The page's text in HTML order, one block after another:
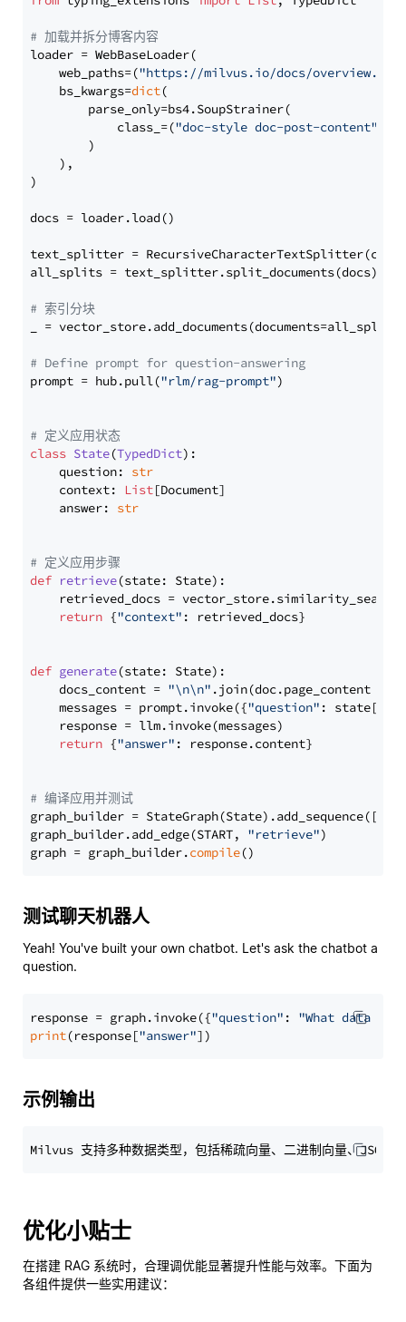
# 加载并拆分博客内容
loader = WebBaseLoader(
    web_paths=(
"https://milvus.io/docs/overview.md"
    bs_kwargs=
dict(
        parse_only=bs4.SoupStrainer(
            class_=(
"doc-style doc-post-content"
        )
    ),
)
docs = loader.load()
text_splitter =
all_splits = text_splitter.split_documents(docs)
# 索引分块
_ = vector_store.add_documents(documents=all_splits)
# Define prompt for question-answering
prompt = hub.pull("rlm/rag-prompt")
# 定义应用状态
class State(TypedDict):
    question:
str
    context:
List[Document]
    answer:
str
# 定义应用步骤
def retrieve(state: State):
retrieved_docs =
return {"context" : retrieved_docs}
def generate(state: State):
    docs_content =
"\n\n" .join(doc.page_content
    messages = prompt.invoke({
"question" : state[
    response = llm.invoke(messages)
return {"answer" : response.content}
# 编译应用并测试
graph_builder =
graph_builder.add_edge(START, "retrieve")
graph = graph_builder.compile
测试聊天机器人
Yeah! You've built your own chatbot. Let's ask the chatbot a
question.
response = graph.invoke({"question" : "What data
print(response["answer"
示例输出
优化小贴士
在搭建 RAG 系统时，合理调优能显著提升性能与效率。下面为
各组件提供一些实用建议：